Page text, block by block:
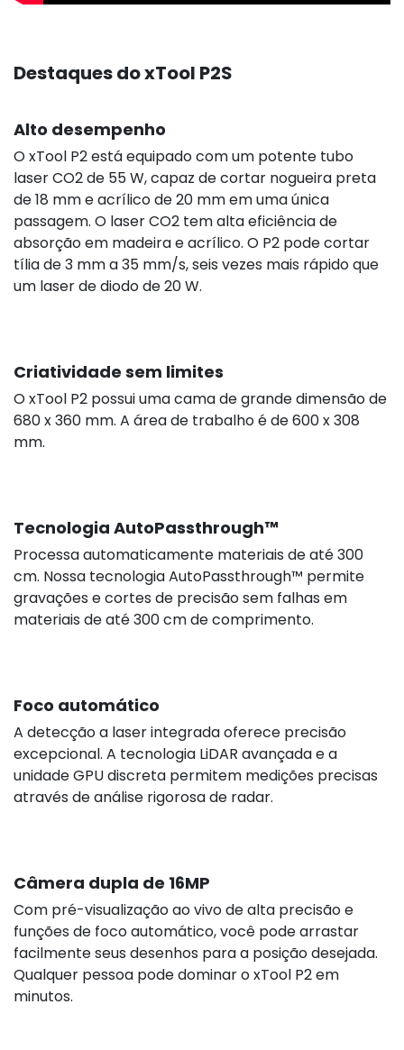
Destaques do xTool P2S
Alto desempenho
O xTool P2 está equipado com um potente tubo
laser CO2 de 55 W, capaz de cortar nogueira preta
de 18 mm e acrílico de 20 mm em uma única
passagem. O laser CO2 tem alta eficiência de
absorção em madeira e acrílico. O P2 pode cortar
tília de 3 mm a 35 mm/s, seis vezes mais rápido que
um laser de diodo de 20 W.
Criatividade sem limites
O xTool P2 possui uma cama de grande dimensão de
680 x 360 mm. A área de trabalho é de 600 x 308
mm.
Tecnologia AutoPassthrough™
Processa automaticamente materiais de até 300
cm. Nossa tecnologia AutoPassthrough™ permite
gravações e cortes de precisão sem falhas em
materiais de até 300 cm de comprimento.
Foco automático
A detecção a laser integrada oferece precisão
excepcional. A tecnologia LiDAR avançada e a
unidade GPU discreta permitem medições precisas
através de análise rigorosa de radar.
Câmera dupla de 16MP
Com pré-visualização ao vivo de alta precisão e
funções de foco automático, você pode arrastar
facilmente seus desenhos para a posição desejada.
Qualquer pessoa pode dominar o xTool P2 em
minutos.